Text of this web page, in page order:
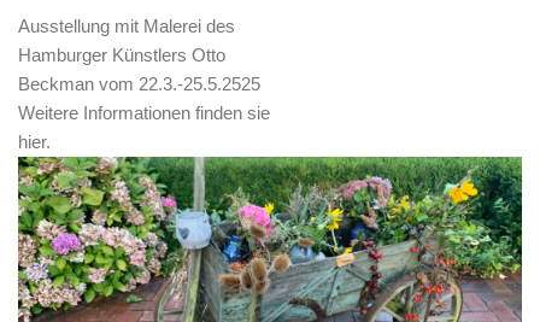
Ausstellung mit Malerei des
Hamburger Künstlers Otto
Beckman vom 22.3.-25.5.2525
Weitere Informationen finden sie
hier.